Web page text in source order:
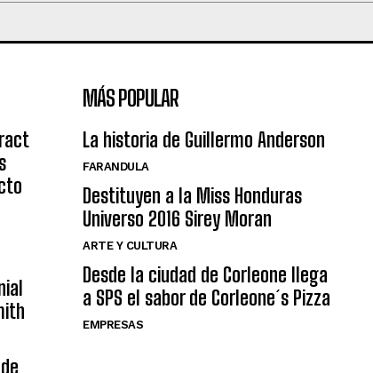
MÁS POPULAR
La historia de Guillermo Anderson
FARANDULA
Destituyen a la Miss Honduras
Universo 2016 Sirey Moran
ARTE Y CULTURA
Desde la ciudad de Corleone llega
a SPS el sabor de Corleone´s Pizza
EMPRESAS